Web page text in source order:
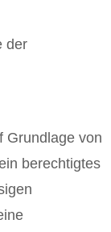
der
Grundlage von
berechtigtes